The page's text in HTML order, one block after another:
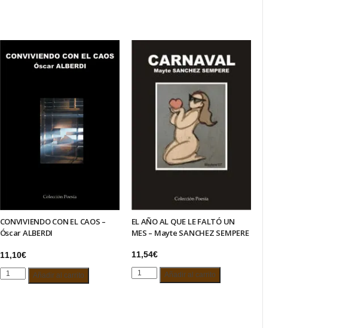
CONVIVIENDO CON EL CAOS –
Óscar ALBERDI
11,10€
CONVIVIENDOAñadir al carrito
EL AÑO AL QUE LE FALTÓ UN
MES – Mayte SANCHEZ SEMPERE
11,54€
EL
Añadir al carrito